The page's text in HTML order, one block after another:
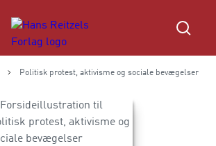
Politisk protest, aktivisme og sociale bevægelser